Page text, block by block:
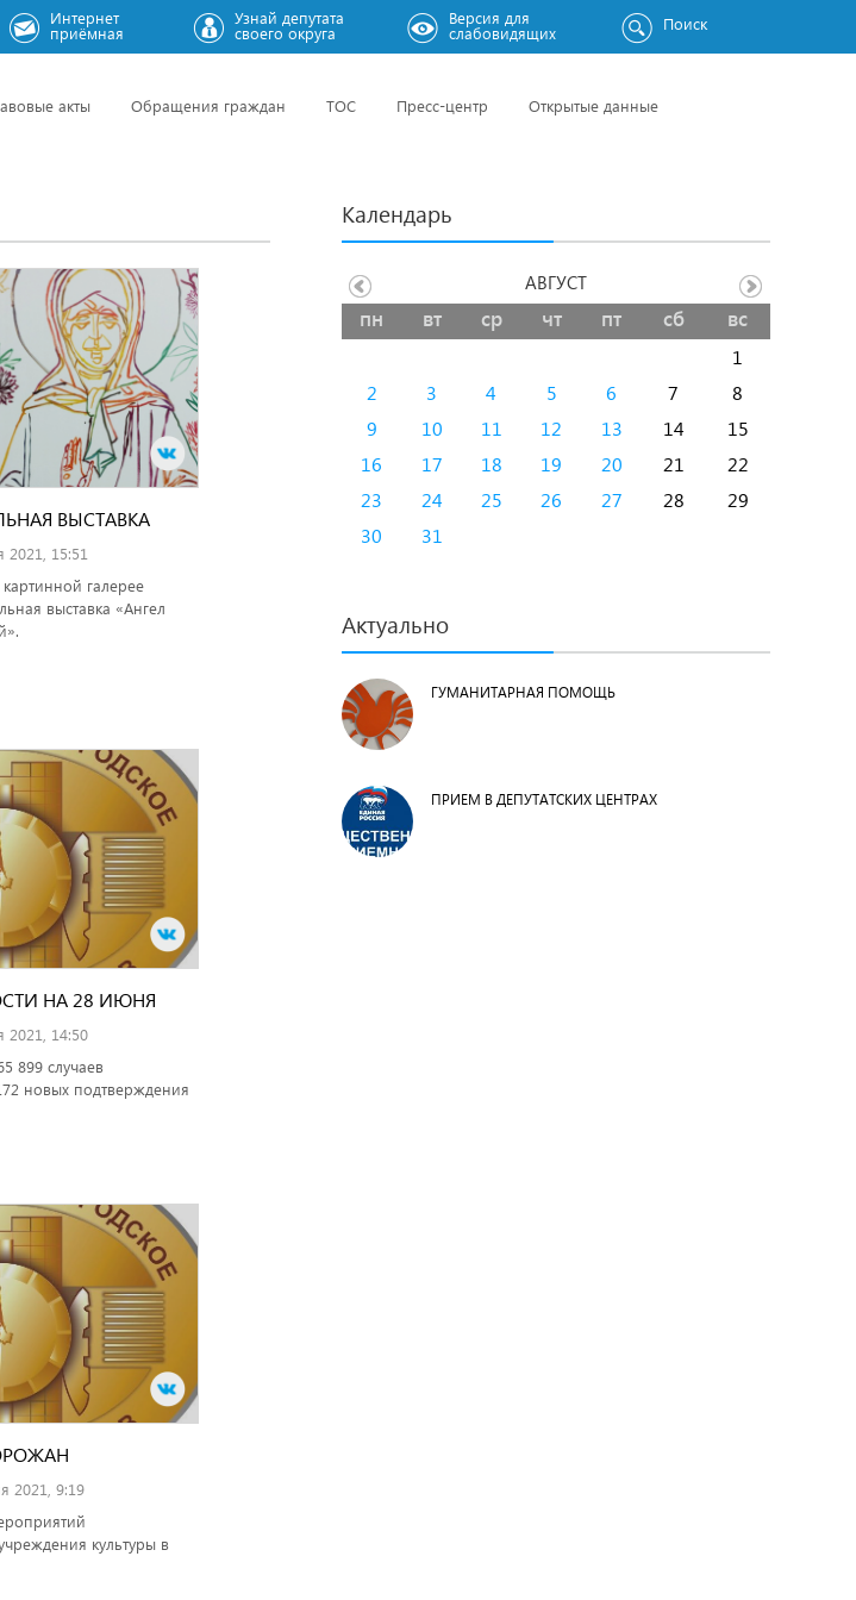
Интернет
приёмная
Узнай депутата
своего округа
Версия для
слабовидящих Поиск
акты Обращения граждан ТОС Пресс-центр Открытые данные
ВЫСТАВКА
15:51
галерее
выставка «Ангел
НА 28 ИЮНЯ
2021, 14:50
899 случаев
новых подтверждения
2021, 9:19
культуры в
Календарь
пн вт ср чт пт сб вс
1
2
3 4 5 6 7
8
9
10 11 12 13 14
15
16
17 18 19 20 21
22
23
24 25 26 27 28
29
30
31
АВГУСТ
Актуально
ГУМАНИТАРНАЯ ПОМОЩЬ
ПРИЕМ В ДЕПУТАТСКИХ ЦЕНТРАХ